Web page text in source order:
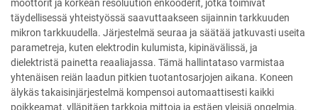
moottorit ja korkean resoluution enkooderit, jotka toimivat
täydellisessä yhteistyössä saavuttaakseen sijainnin tarkkuuden
mikron tarkkuudella. Järjestelmä seuraa ja säätää jatkuvasti useita
parametreja, kuten elektrodin kulumista, kipinävälissä, ja
dielektristä painetta reaaliajassa. Tämä hallintataso varmistaa
yhtenäisen reiän laadun pitkien tuotantosarjojen aikana. Koneen
älykäs takaisinjärjestelmä kompensoi automaattisesti kaikki
poikkeamat, ylläpitäen tarkkoja mittoja ja estäen yleisiä ongelmia,